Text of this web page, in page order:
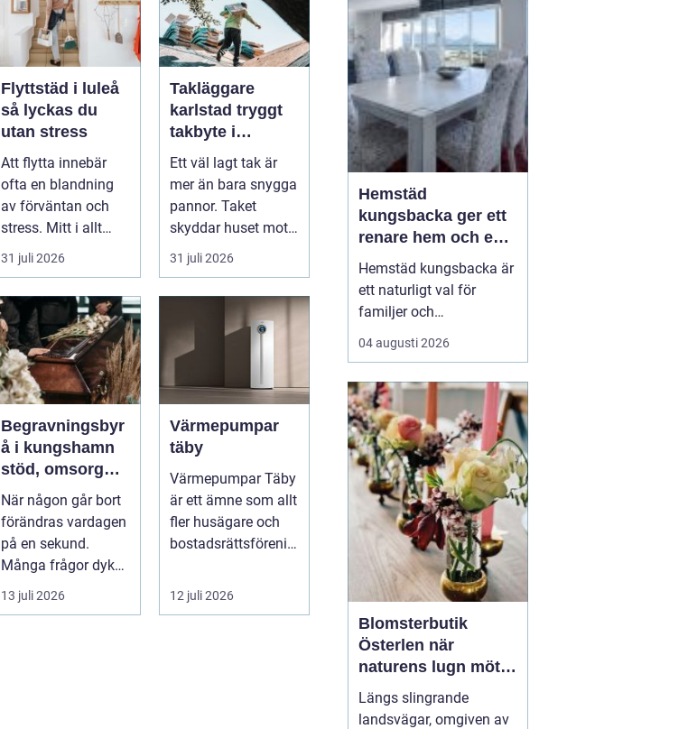
Flyttstäd i luleå
så lyckas du
utan stress
Att flytta innebär
ofta en blandning
av förväntan och
stress. Mitt i allt
packande och
planerande dy...
31 juli 2026
Takläggare
karlstad tryggt
takbyte i
värmländskt
klimat
Ett väl lagt tak är
mer än bara snygga
pannor. Taket
skyddar huset mot
regn, snö, blåst och
stark vå...
31 juli 2026
Begravningsbyr
å i kungshamn
stöd, omsorg
och trygg
vägledning
När någon går bort
förändras vardagen
på en sekund.
Många frågor dyker
upp på en gång:
Vad händer nu...
13 juli 2026
Värmepumpar
täby
Värmepumpar Täby
är ett ämne som allt
fler husägare och
bostadsrättsförenin
för n...
12 juli 2026
och bad. Bryggserv...
Hemstäd
kungsbacka ger ett
renare hem och en
lugnare vardag
Hemstäd kungsbacka är
ett naturligt val för
familjer och
yrkesverksamma som
vill ha ett rent hem utan
Många upptäcker hur
mycket energi som
frigörs när de låter en
professionell städpartner
ta hand om
dammsugning,
moppning och d...
04 augusti 2026
Blomsterbutik
Österlen när
naturens lugn möter
kreativt hantverk
Längs slingrande
landsvägar, omgiven av